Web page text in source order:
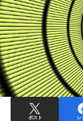
ポスト シ